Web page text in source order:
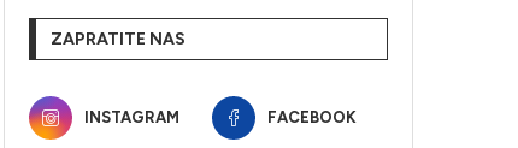
ZAPRATITE NAS
INSTAGRAM FACEBOOK